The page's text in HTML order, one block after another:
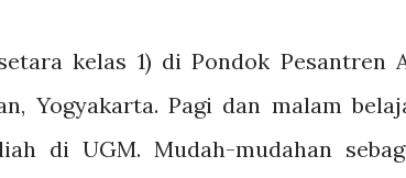
kelas 1) di Pondok Pesantren
Yogyakarta. Pagi dan malam
di UGM. Mudah-mudahan